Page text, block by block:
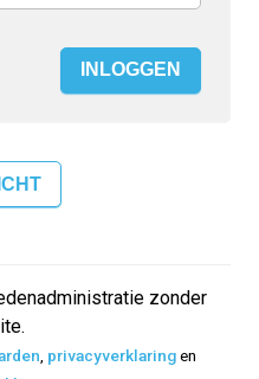
INLOGGEN
zonder
privacyverklaringen